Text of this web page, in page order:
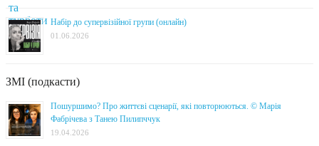
Набір до супервізійної групи (онлайн)
01.06.2026
ЗМІ (подкасти)
Пошуршимо? Про життєві сценарії, які повторюються. © Марія
Фабрічева з Танею Пилипччук
19.04.2026